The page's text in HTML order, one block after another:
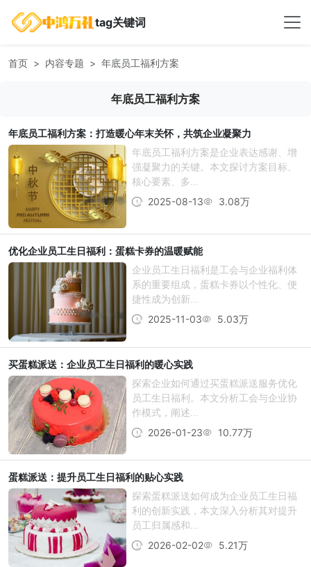
tag关键词
首页 内容专题 年底员工福利方案
年底员工福利方案
年底员工福利方案：打造暖心年末关怀，共筑企业凝聚力
年底员工福利方案是企业表达感谢、增
强凝聚力的关键。本文探讨方案目标、
核心要素、多...
2025-08-13
3.08万
优化企业员工生日福利：蛋糕卡券的温暖赋能
企业员工生日福利是工会与企业福利体
系的重要组成，蛋糕卡券以个性化、便
捷性成为创新...
2025-11-03
5.03万
买蛋糕派送：企业员工生日福利的暖心实践
探索企业如何通过买蛋糕派送服务优化
员工生日福利。本文分析工会与企业协
作模式，阐述...
2026-01-23
10.77万
蛋糕派送：提升员工生日福利的贴心实践
探索蛋糕派送如何成为企业员工生日福
利的创新实践，本文深入分析其对提升
员工归属感和...
2026-02-02
5.21万